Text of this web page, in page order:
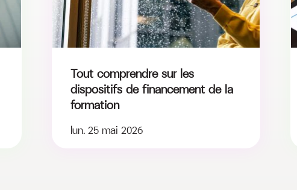
Tout comprendre sur les
dispositifs de financement de la
formation
lun. 25 mai 2026